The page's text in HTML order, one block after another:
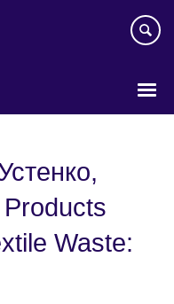
Waste: